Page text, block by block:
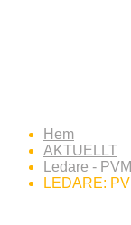
Hem
AKTUELLT
Ledare -
LEDARE: